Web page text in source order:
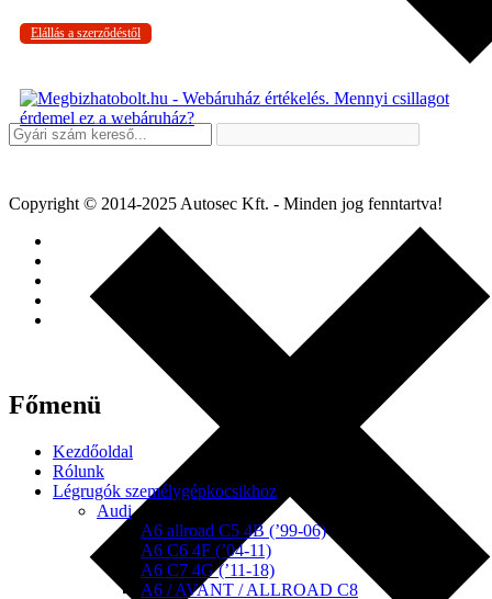
Elállás a szerződéstől
Copyright © 2014-2025 Autosec Kft. - Minden jog fenntartva!
Főmenü
Kezdőoldal
Rólunk
Légrugók személygépkocsikhoz
Audi
A6 allroad C5 4B (’99-06)
A6 C6 4F (’04-11)
A6 C7 4G (’11-18)
A6 / AVANT / ALLROAD C8